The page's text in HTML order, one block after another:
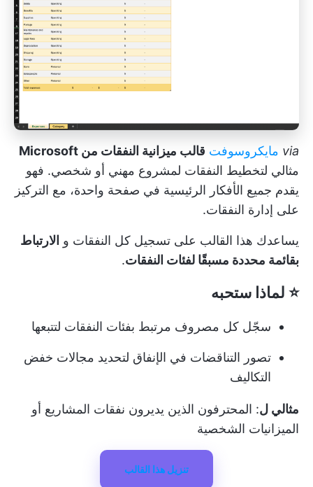
via مايكروسوفت قالب ميزانية النفقات من Microsoft
مثالي لتخطيط النفقات لمشروع مهني أو شخصي. فهو
يقدم جميع الأفكار الرئيسية في صفحة واحدة، مع التركيز
على إدارة النفقات.
يساعدك هذا القالب على تسجيل كل النفقات و الارتباط
بقائمة محددة مسبقًا لفئات النفقات.
⭐ لماذا ستحبه
سجّل كل مصروف مرتبط بفئات النفقات لتتبعها
تصور التناقضات في الإنفاق لتحديد مجالات خفض
التكاليف
مثالي ل: المحترفون الذين يديرون نفقات المشاريع أو
الميزانيات الشخصية
تنزيل هذا القالب